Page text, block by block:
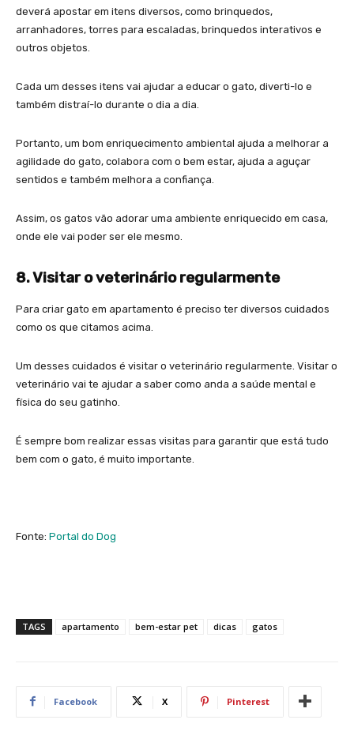
deverá apostar em itens diversos, como brinquedos,
arranhadores, torres para escaladas, brinquedos interativos e
outros objetos.
Cada um desses itens vai ajudar a educar o gato, diverti-lo e
também distraí-lo durante o dia a dia.
Portanto, um bom enriquecimento ambiental ajuda a melhorar a
agilidade do gato, colabora com o bem estar, ajuda a aguçar
sentidos e também melhora a confiança.
Assim, os gatos vão adorar uma ambiente enriquecido em casa,
onde ele vai poder ser ele mesmo.
8. Visitar o veterinário regularmente
Para criar gato em apartamento é preciso ter diversos cuidados
como os que citamos acima.
Um desses cuidados é visitar o veterinário regularmente. Visitar o
veterinário vai te ajudar a saber como anda a saúde mental e
física do seu gatinho.
É sempre bom realizar essas visitas para garantir que está tudo
bem com o gato, é muito importante.
Fonte: Portal do Dog
TAGS apartamento bem-estar pet dicas gatos
Facebook X Pinterest